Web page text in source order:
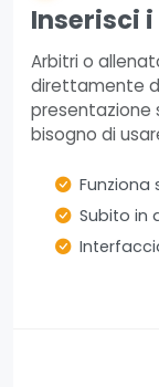
Inserisci
Arbitri o
direttamente
presentazione
bisogno di
Funziona
Subito in